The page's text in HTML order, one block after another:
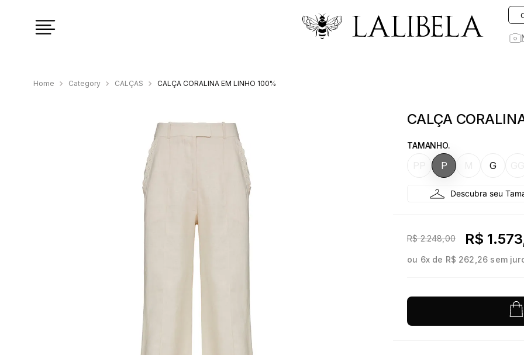
O que você está procurando hoje?
Category CALÇAS CALÇA CORALINA EM LINHO 100%
CALÇA
TAMANHO.
G
P
R$ 2.248,00 R$
ou 6x de R$ 262,26 sem